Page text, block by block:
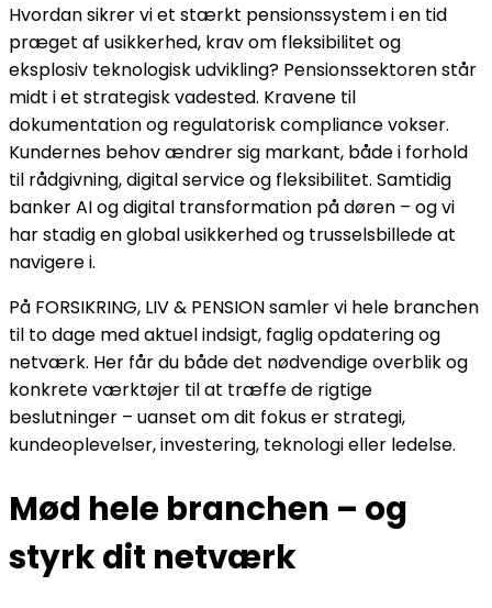
Hvordan sikrer vi et stærkt pensionssystem i en tid
præget af usikkerhed, krav om fleksibilitet og
eksplosiv teknologisk udvikling? Pensionssektoren står
midt i et strategisk vadested. Kravene til
dokumentation og regulatorisk compliance vokser.
Kundernes behov ændrer sig markant, både i forhold
til rådgivning, digital service og fleksibilitet. Samtidig
banker AI og digital transformation på døren – og vi
har stadig en global usikkerhed og trusselsbillede at
navigere i.
På FORSIKRING, LIV & PENSION samler vi hele branchen
til to dage med aktuel indsigt, faglig opdatering og
netværk. Her får du både det nødvendige overblik og
konkrete værktøjer til at træffe de rigtige
beslutninger – uanset om dit fokus er strategi,
kundeoplevelser, investering, teknologi eller ledelse.
Mød hele branchen – og
styrk dit netværk